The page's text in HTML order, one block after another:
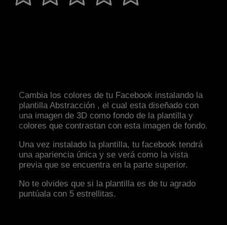
Cambia los colores de tu Facebook instalando la
plantilla Abstracción , el cual esta diseñado con
una imagen de 3D como fondo de la plantilla y
colores que contrastan con esta imagen de fondo.
Una vez instalado la plantilla, tu facebook tendrá
una apariencia única y se verá como la vista
previa que se encuentra en la parte superior.
No te olvides que si la plantilla es de tu agrado
puntúala con 5 estrellitas.